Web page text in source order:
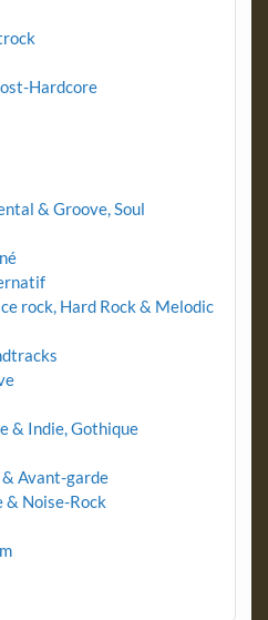
Hardcore
& Groove, Soul
rock, Hard Rock & Melodic
& Indie, Gothique
& Avant-garde
& Noise-Rock